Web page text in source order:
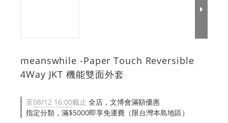
meanswhile -Paper Touch Reversible
4Way JKT 機能雙面外套
至08/12 16:00截止 全店，文博會滿額優惠
指定分類，滿$5000即享免運費（限台灣本島地區）